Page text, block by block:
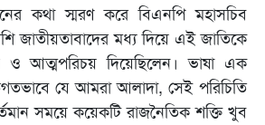
কথা স্মরণ করে বিএনপি মহাসচিব
জাতীয়তাবাদের মধ্য দিয়ে এই জাতিকে
আত্মপরিচয় দিয়েছিলেন। ভাষা এক
যে আমরা আলাদা, সেই পরিচিতি
সময়ে কয়েকটি রাজনৈতিক শক্তি খুব